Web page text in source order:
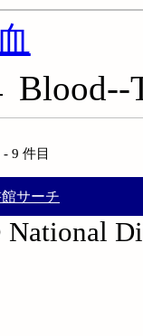
Blood--
- 9 件目
サーチ